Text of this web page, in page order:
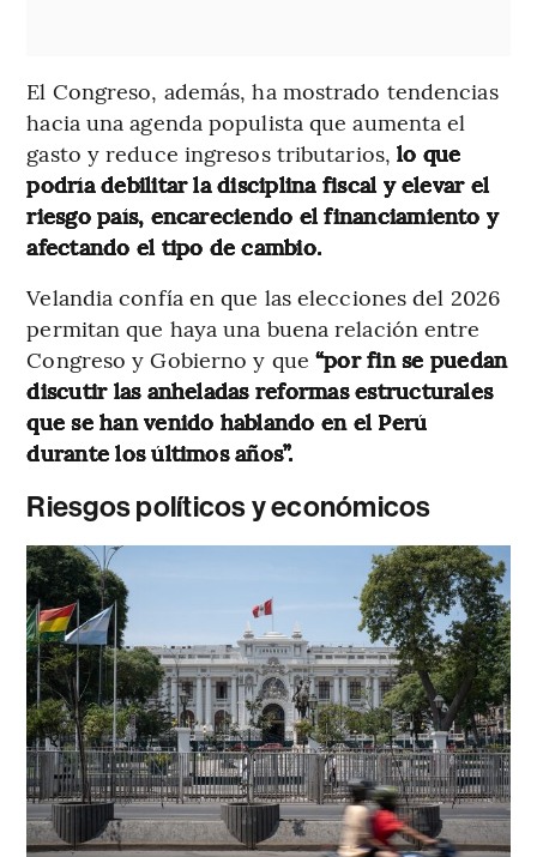
El Congreso, además, ha mostrado tendencias
hacia una agenda populista que aumenta el
gasto y reduce ingresos tributarios, lo que
podría debilitar la disciplina fiscal y elevar el
riesgo país, encareciendo el financiamiento y
afectando el tipo de cambio.
Velandia confía en que las elecciones del 2026
permitan que haya una buena relación entre
Congreso y Gobierno y que “por fin se puedan
discutir las anheladas reformas estructurales
que se han venido hablando en el Perú
durante los últimos años”.
Riesgos políticos y económicos